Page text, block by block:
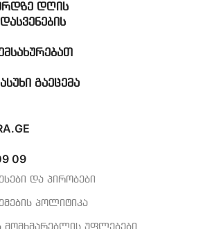
დღის
გაეცემა
09
და პირობები
პოლიტიკა
მომხმარებლის უფლებები